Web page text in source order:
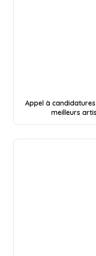
Appel à
meilleurs